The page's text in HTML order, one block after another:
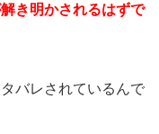
き明かされるはずで
バレされているんで